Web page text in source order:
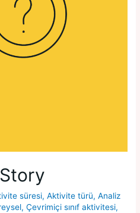
süresi,Aktivite türü,Analiz
,Çevrimiçi sınıf aktivitesi,